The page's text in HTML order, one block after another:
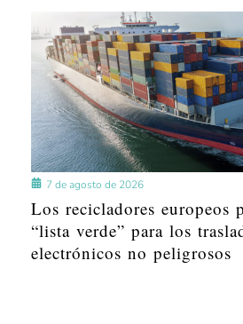
7 de agosto de 2026
Los recicladores europeos
“lista verde” para los
electrónicos no peligrosos